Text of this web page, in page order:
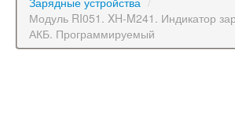
Модуль RI051. XH-M241. Индикатор
АКБ. Программируемый